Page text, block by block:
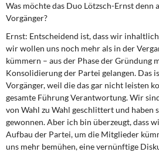
Was möchte das Duo Lötzsch-Ernst denn
Vorgänger?
Ernst: Entscheidend ist, dass wir
wir wollen uns noch mehr als in der
kümmern – aus der Phase der Gründung
Konsolidierung der Partei gelangen. Das
Vorgänger, weil die das gar nicht leisten
gesamte Führung Verantwortung. Wir
von Wahl zu Wahl geschlittert und haben
gewonnen. Aber ich bin überzeugt, dass
Aufbau der Partei, um die Mitglieder
uns mehr bemühen, eine vernünftige